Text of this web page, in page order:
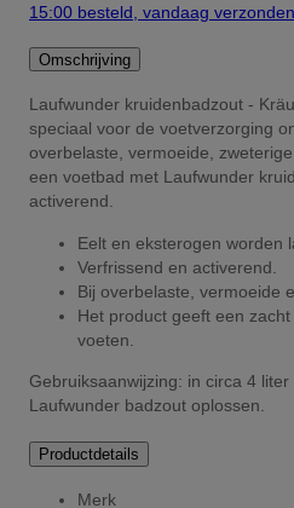
15:00 besteld, vandaag verzonden
Omschrijving
Laufwunder kruidenbadzout -
speciaal voor de voetverzorging
overbelaste, vermoeide,
een voetbad met Laufwunder
activerend.
Eelt en eksterogen worden
Verfrissend en activerend.
Bij overbelaste, vermoeide
Het product geeft een
voeten.
Gebruiksaanwijzing: in circa 4
Laufwunder badzout oplossen.
Productdetails
Merk